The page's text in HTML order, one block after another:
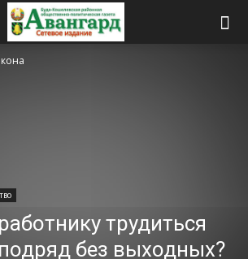
трудиться
без выходных?